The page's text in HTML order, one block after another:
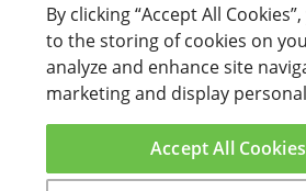
By clicking “Accept All
to the storing of cookies on
analyze and enhance site
marketing and display
Accept All Cookies